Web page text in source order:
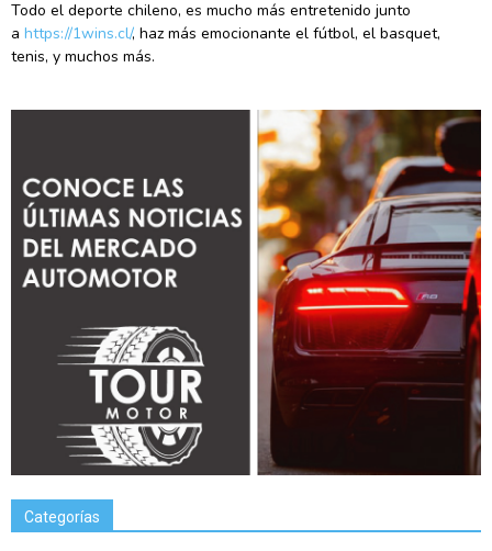
Todo el deporte chileno, es mucho más entretenido junto
a https://1wins.cl/, haz más emocionante el fútbol, el basquet,
tenis, y muchos más.
Categorías